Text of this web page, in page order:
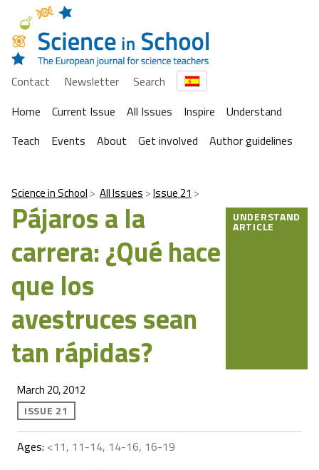
Contact Newsletter
Search
Home
Current Issue All Issues Inspire
Understand
Teach
Events About Get involved Author guidelines
Science in School All Issues Issue 21
Pájaros a la
carrera: ¿Qué hace
que los
avestruces sean
tan rápidas?
UNDERSTAND
ARTICLE
March 20, 2012
ISSUE 21
Ages: <11, 11-14, 14-16, 16-19